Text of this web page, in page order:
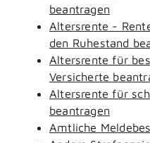
beantragen
Altersrente -
den Ruhestand
Altersrente für
Versicherte
Altersrente für
beantragen
Amtliche